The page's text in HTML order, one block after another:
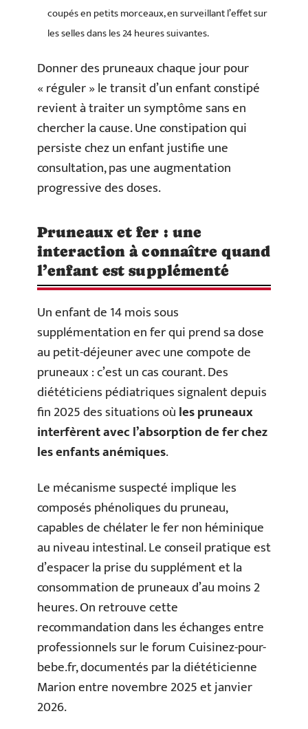
coupés en petits morceaux, en surveillant l’effet sur
les selles dans les 24 heures suivantes.
Donner des pruneaux chaque jour pour
« réguler » le transit d’un enfant constipé
revient à traiter un symptôme sans en
chercher la cause. Une constipation qui
persiste chez un enfant justifie une
consultation, pas une augmentation
progressive des doses.
Pruneaux et fer : une
interaction à connaître quand
l’enfant est supplémenté
Un enfant de 14 mois sous
supplémentation en fer qui prend sa dose
au petit-déjeuner avec une compote de
pruneaux : c’est un cas courant. Des
diététiciens pédiatriques signalent depuis
fin 2025 des situations oùles pruneaux
interfèrent avec l’absorption de fer chez
les enfants anémiques.
Le mécanisme suspecté implique les
composés phénoliques du pruneau,
capables de chélater le fer non héminique
au niveau intestinal. Le conseil pratique est
d’espacer la prise du supplément et la
consommation de pruneaux d’au moins 2
heures. On retrouve cette
recommandation dans les échanges entre
professionnels sur le forum Cuisinez-pour-
bebe.fr, documentés par la diététicienne
Marion entre novembre 2025 et janvier
2026.